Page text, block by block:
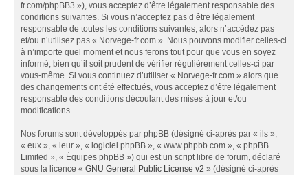
fr.com/phpBB3 »), vous acceptez d’être légalement responsable des
conditions suivantes. Si vous n’acceptez pas d’être légalement
responsable de toutes les conditions suivantes, alors n’accédez pas
et/ou n’utilisez pas « Norvege-fr.com ». Nous pouvons modifier celles-ci
à n’importe quel moment et nous ferons tout pour que vous en soyez
informé, bien qu’il soit prudent de vérifier régulièrement celles-ci par
vous-même. Si vous continuez d’utiliser « Norvege-fr.com » alors que
des changements ont été effectués, vous acceptez d’être légalement
responsable des conditions découlant des mises à jour et/ou
modifications.
Nos forums sont développés par phpBB (désigné ci-après par « ils »,
« eux », « leur », « logiciel phpBB », « www.phpbb.com », « phpBB
Limited », « Équipes phpBB ») qui est un script libre de forum, déclaré
sous la licence « GNU General Public License v2 » (désigné ci-après